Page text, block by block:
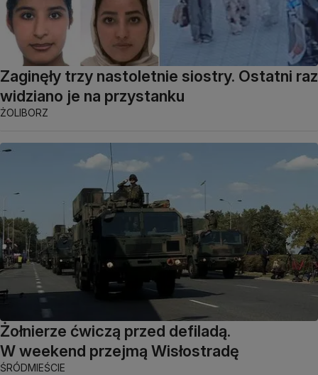
Zaginęły trzy nastoletnie siostry. Ostatni raz
widziano je na przystanku
ŻOLIBORZ
Żołnierze ćwiczą przed defiladą.
W weekend przejmą Wisłostradę
ŚRÓDMIEŚCIE